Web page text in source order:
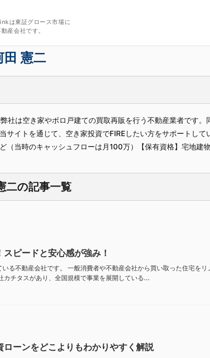
は東証グロース市場に
産会社です。
憲二
社は空き家やボロ戸建ての買取再販を行う不動産業者です。
サイトを通じて、空き家投資でFIREしたい方をサポートし
（当時のキャッシュフローは月100万）【保有資格】宅地建
の記事一覧
ピードと安心感が強み！
る不動産会社です。 一般消費者や不動産会社から買い取った住宅を
チタスがあり、全国規模で事業を展開している...
ーンをどこよりもわかりやすく解説